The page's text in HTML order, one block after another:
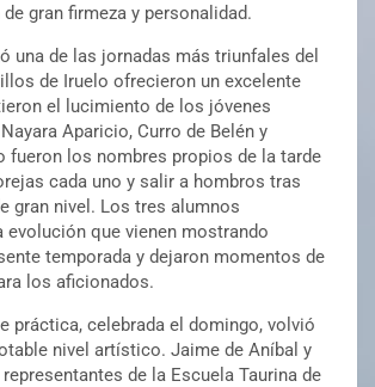
gran firmeza y personalidad.
una de las jornadas más triunfales del
de Iruelo ofrecieron un excelente
el lucimiento de los jóvenes
Aparicio, Curro de Belén y
fueron los nombres propios de la tarde
cada uno y salir a hombros tras
gran nivel. Los tres alumnos
evolución que vienen mostrando
temporada y dejaron momentos de
los aficionados.
práctica, celebrada el domingo, volvió
nivel artístico. Jaime de Aníbal y
de la Escuela Taurina de